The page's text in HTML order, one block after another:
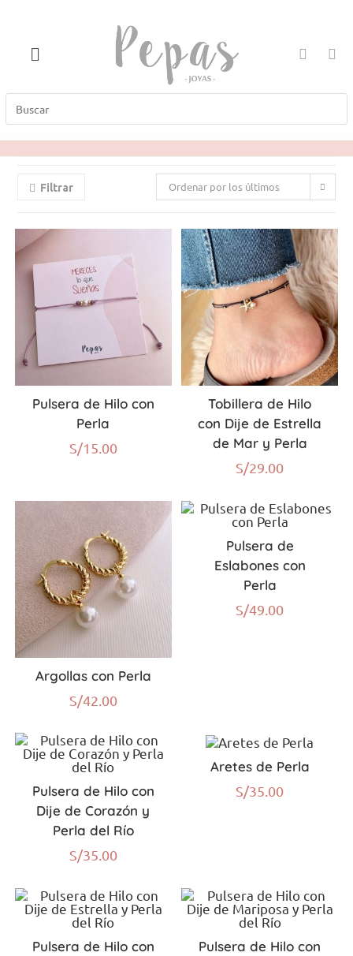
Filtrar Ordenar por los últimos
Pulsera de Hilo con
Perla
S/15.00
Tobillera de Hilo
con Dije de Estrella
de Mar y Perla
S/29.00
Argollas con Perla
S/42.00
Pulsera de
Eslabones con
Perla
S/49.00
Pulsera de Hilo con
Dije de Corazón y
Perla del Río
S/35.00
Aretes de Perla
S/35.00
Pulsera de Hilo con
Pulsera de Hilo con